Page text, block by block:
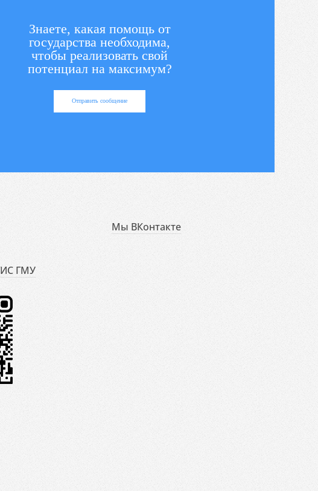
Знаете, какая помощь от
государства необходима,
чтобы реализовать свой
потенциал на максимум?
Отправить сообщение
ГМУ
Мы ВКонтакте